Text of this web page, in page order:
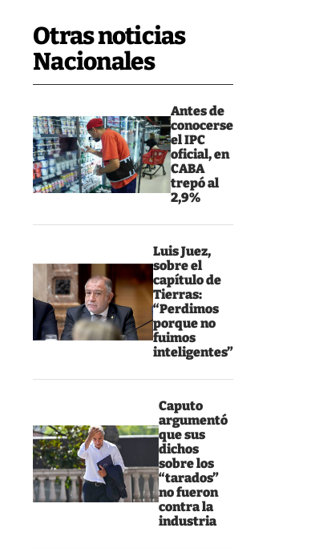
Otras noticias
Nacionales
Antes de
conocerse
el IPC
oficial, en
CABA
trepó al
2,9%
Luis Juez,
sobre el
capítulo de
Tierras:
“Perdimos
porque no
fuimos
inteligentes”
Caputo
argumentó
que sus
dichos
sobre los
“tarados”
no fueron
contra la
industria